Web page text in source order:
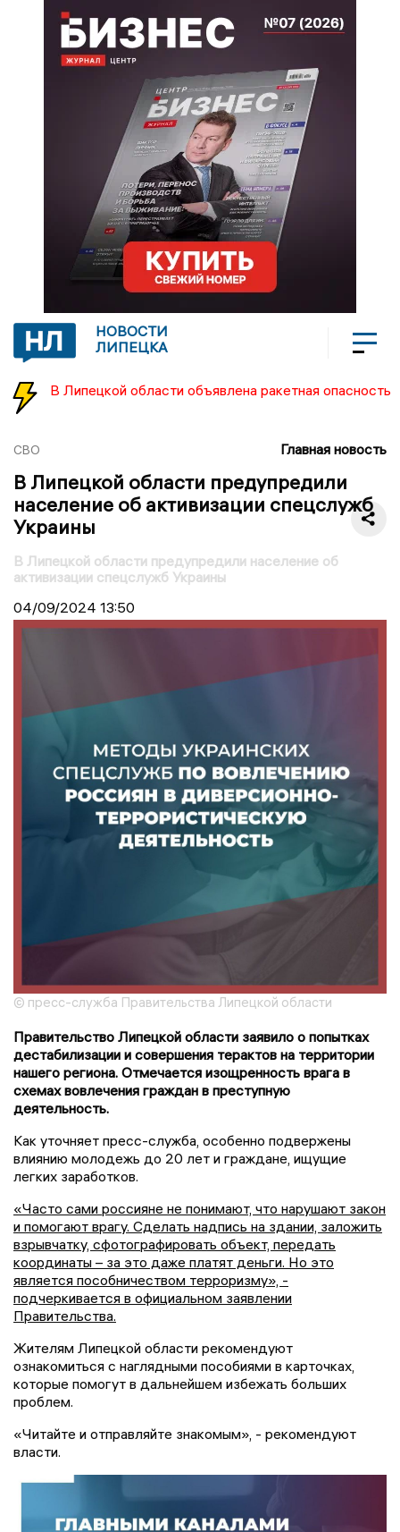
НОВОСТИ
ЛИПЕЦКА
В Липецкой области объявлена ракетная опасность
СВО Главная новость
В Липецкой области предупредили
население об активизации спецслужб
Украины
В Липецкой области предупредили население об
активизации спецслужб Украины
04/09/2024 13:50
© пресс-служба Правительства Липецкой области
Правительство Липецкой области заявило о попытках
дестабилизации и совершения терактов на территории
нашего региона. Отмечается изощренность врага в
схемах вовлечения граждан в преступную
деятельность.
Как уточняет пресс-служба, особенно подвержены
влиянию молодежь до 20 лет и граждане, ищущие
легких заработков.
«Часто сами россияне не понимают, что нарушают закон
и помогают врагу. Сделать надпись на здании, заложить
взрывчатку, сфотографировать объект, передать
координаты – за это даже платят деньги. Но это
является пособничеством терроризму», -
подчеркивается в официальном заявлении
Правительства.
Жителям Липецкой области рекомендуют
ознакомиться с наглядными пособиями в карточках,
которые помогут в дальнейшем избежать больших
проблем.
«Читайте и отправляйте знакомым», - рекомендуют
власти.